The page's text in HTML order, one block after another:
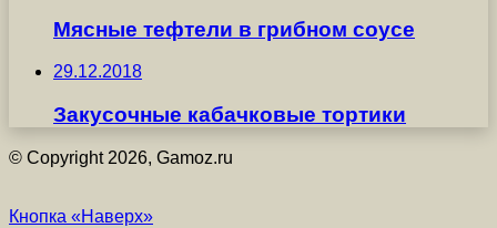
Мясные тефтели в грибном соусе
29.12.2018
Закусочные кабачковые тортики
© Copyright 2026, Gamoz.ru
Кнопка «Наверх»